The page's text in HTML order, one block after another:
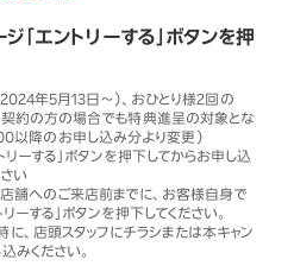
「エントリーする」ボタンを押
年5月13日～）、おひとり様2回の
約の方の場合でも特典進呈の対象とな
以降のお申し込み分より変更）
ーする」ボタンを押下してからお申し込
い
舗へのご来店前までに、お客様自身で
ーする」ボタンを押下してください。
、店頭スタッフにチラシまたは本キャン
みください。